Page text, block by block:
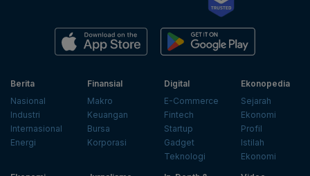
Berita
Nasional
Industri
Internasional
Energi
Finansial
Makro
Keuangan
Bursa
Korporasi
Digital
E-Commerce
Fintech
Startup
Gadget
Teknologi
Ekonopedia
Sejarah
Ekonomi
Profil
Istilah
Ekonomi